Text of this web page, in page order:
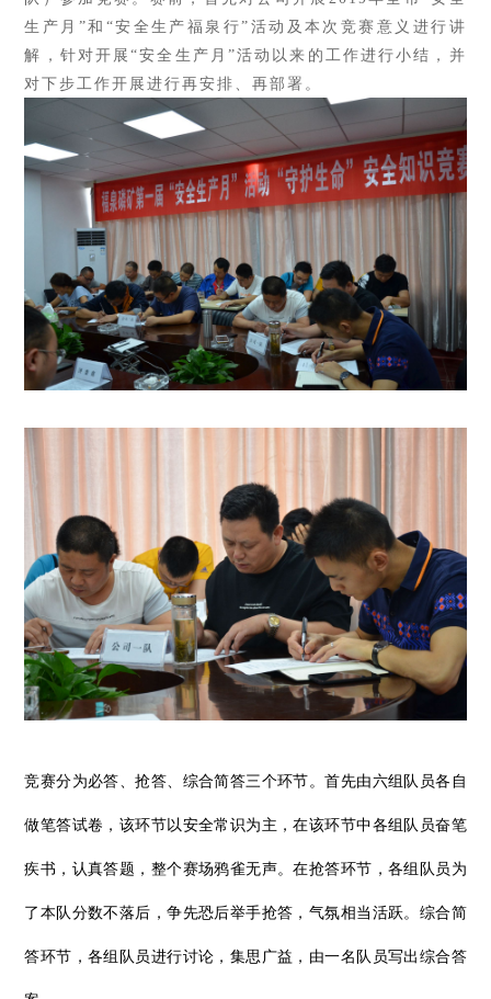
生产月”和“安全生产福泉行”活动及本次竞赛意义进行讲
解，针对开展“安全生产月”活动以来的工作进行小结，并
对下步工作开展进行再安排、再部署。
竞赛分为必答、抢答、综合简答三个环节。首先由六组队员各自
做笔答试卷，该环节以安全常识为主，在该环节中各组队员奋笔
疾书，认真答题，整个赛场鸦雀无声。在抢答环节，各组队员为
了本队分数不落后，争先恐后举手抢答，气氛相当活跃。综合简
答环节，各组队员进行讨论，集思广益，由一名队员写出综合答